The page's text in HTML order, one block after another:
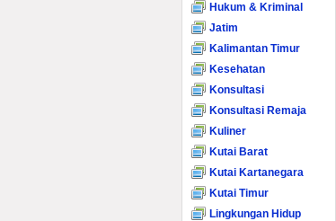
Hukum & Kriminal
Jatim
Kalimantan Timur
Kesehatan
Konsultasi
Konsultasi Remaja
Kuliner
Kutai Barat
Kutai Kartanegara
Kutai Timur
Lingkungan Hidup